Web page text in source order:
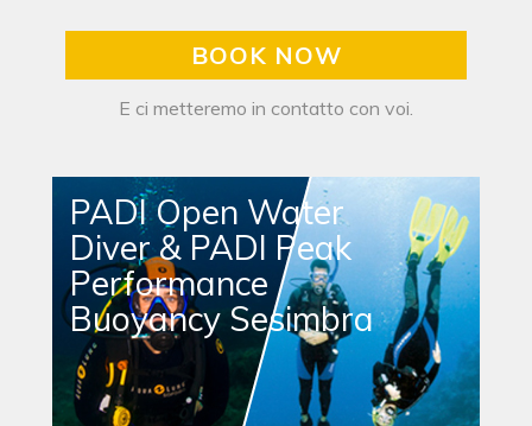
BOOK NOW
E ci metteremo in contatto con voi.
PADI Open Water
Diver & PADI Peak
Performance
Buoyancy Sesimbra